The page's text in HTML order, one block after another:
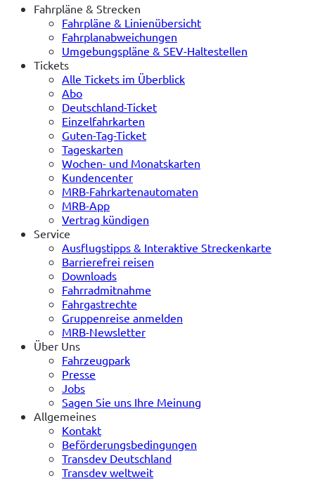
Fahrpläne & Strecken
Fahrpläne & Linienübersicht
Fahrplanabweichungen
Umgebungspläne & SEV-Haltestellen
Tickets
Alle Tickets im Überblick
Abo
Deutschland-Ticket
Einzelfahrkarten
Guten-Tag-Ticket
Tageskarten
Wochen- und Monatskarten
Kundencenter
MRB-Fahrkartenautomaten
MRB-App
Vertrag kündigen
Service
Ausflugstipps & Interaktive Streckenkarte
Barrierefrei reisen
Downloads
Fahrradmitnahme
Fahrgastrechte
Gruppenreise anmelden
MRB-Newsletter
Über Uns
Fahrzeugpark
Presse
Jobs
Sagen Sie uns Ihre Meinung
Allgemeines
Kontakt
Beförderungsbedingungen
Transdev Deutschland
Transdev weltweit